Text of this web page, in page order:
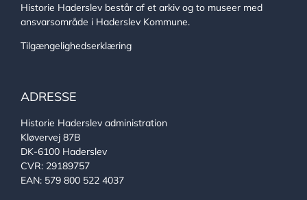
Historie Haderslev består af et arkiv og to museer med
ansvarsområde i Haderslev Kommune.
Tilgængelighedserklæring
ADRESSE
Historie Haderslev administration
Kløvervej 87B
DK-6100 Haderslev
CVR: 29189757
EAN: 579 800 522 4037